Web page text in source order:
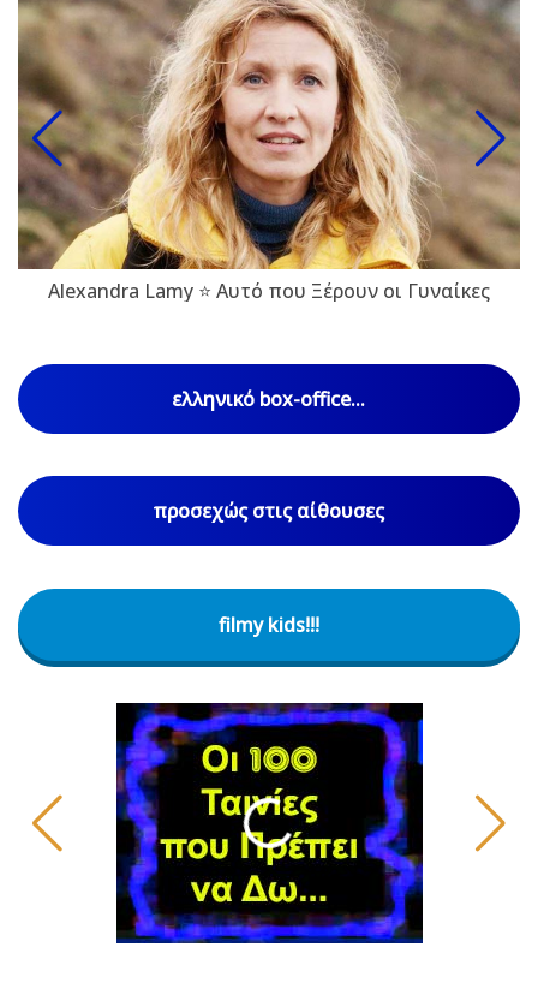
Alexandra Lamy ⭐ Αυτό που Ξέρουν οι Γυναίκες
ελληνικό box-office...
προσεχώς στις αίθουσες
filmy kids!!!